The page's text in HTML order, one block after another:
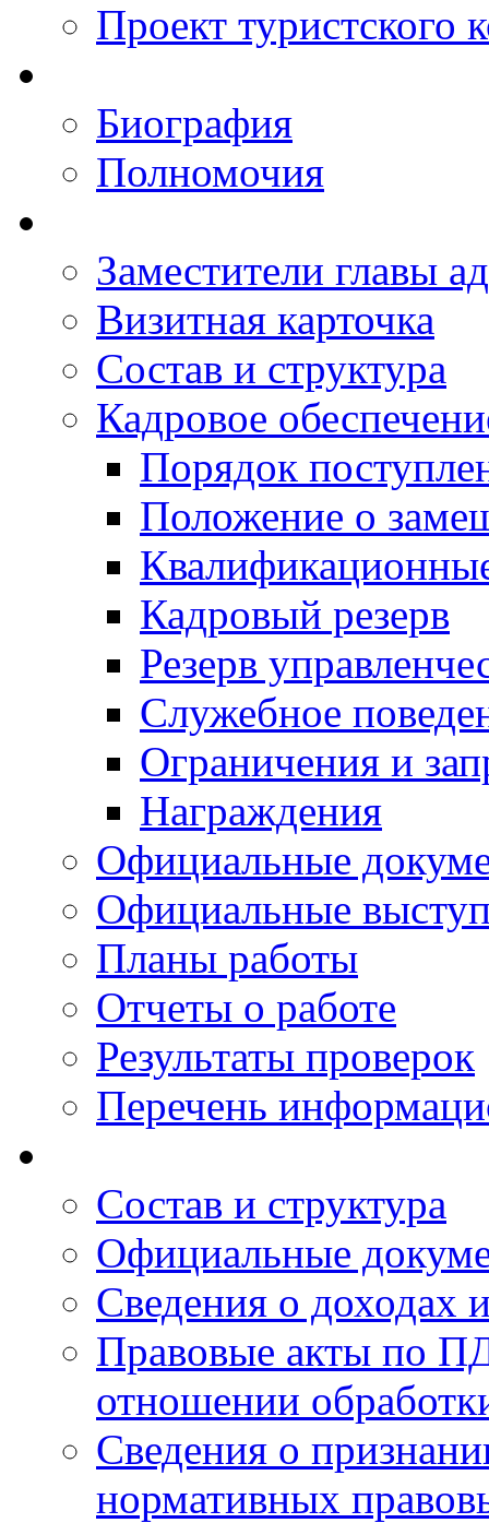
Проект туристского
Биография
Полномочия
Заместители главы
Визитная карточка
Состав и структура
Кадровое
Порядок
Положение о
Кадровый резерв
Резерв
Служебное
Ограничения и
Награждения
Официальные
Официальные
Планы работы
Отчеты о работе
Результаты проверок
Перечень
Состав и структура
Официальные
Сведения о доходах
Правовые акты по
отношении
Сведения о
нормативных